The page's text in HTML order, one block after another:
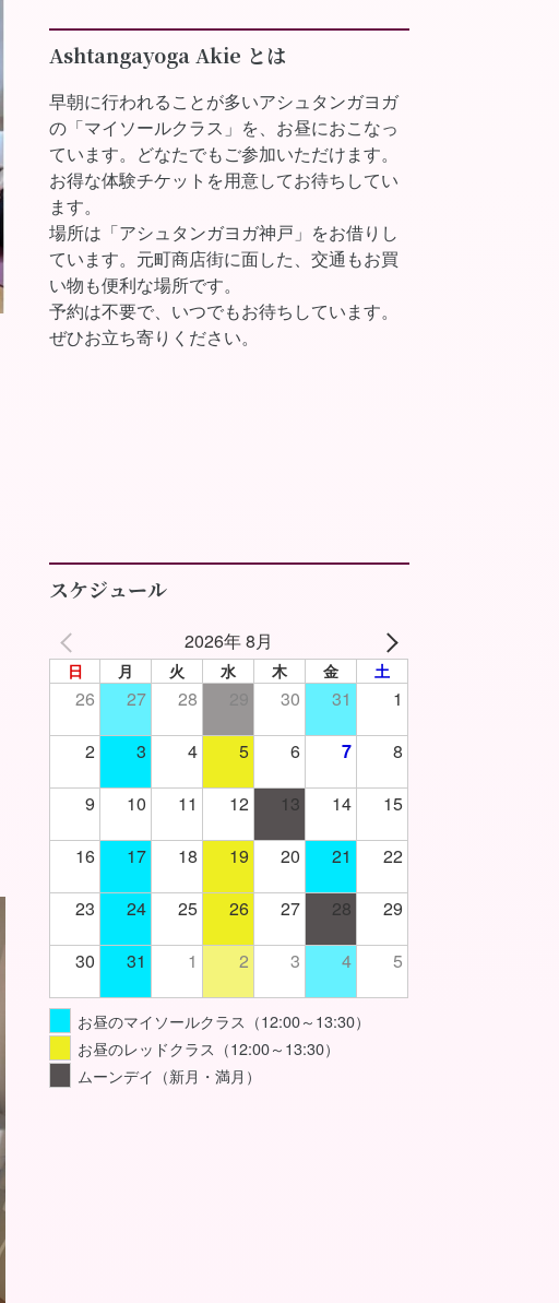
Ashtangayoga Akie とは
早朝に行われることが多いアシュタンガヨガ
の「マイソールクラス」を、お昼におこなっ
ています。どなたでもご参加いただけます。
お得な体験チケットを用意してお待ちしてい
ます。
場所は「アシュタンガヨガ神戸」をお借りし
ています。元町商店街に面した、交通もお買
い物も便利な場所です。
予約は不要で、いつでもお待ちしています。
ぜひお立ち寄りください。
スケジュール
2026年 8月
日 月 火 水 木 金 土
26 27 28 30 31 1
2 3 4 5 6 7 8
9 10 11 12 13 14 15
16 17 18 19 20 21 22
23 24 25 26 27 28 29
30 31 1 2 3 4 5
お昼のマイソールクラス（12:00～13:30）
お昼のレッドクラス（12:00～13:30）
ムーンデイ（新月・満月）